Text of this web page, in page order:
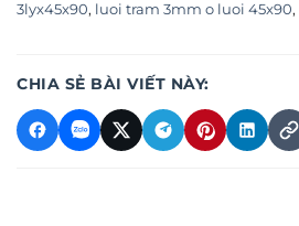
3lyx45x90, luoi tram 3mm o luoi 45x90,
CHIA SẺ BÀI VIẾT NÀY: